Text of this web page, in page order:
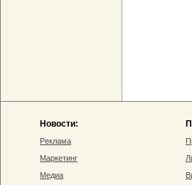
Новости:
Реклама
Маркетинг
Медиа